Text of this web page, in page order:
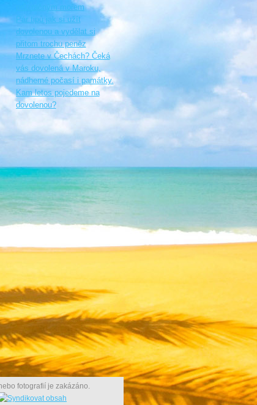
průzračným mořem
Pár tipů jak si užít
dovolenou a vydělat si
přitom trochu peněz
Mrznete v Čechách? Čeká
vás dovolená v Maroku,
nádherné počasí i památky.
Kam letos pojedeme na
dovolenou?
fotografií je zakázáno.